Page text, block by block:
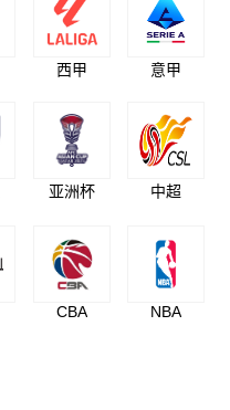
西甲 意甲
亚洲杯 中超
CBA NBA